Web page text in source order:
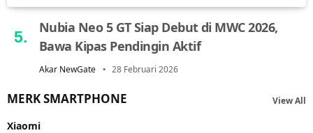
Nubia Neo 5 GT Siap Debut di MWC 2026,
Bawa Kipas Pendingin Aktif
Akar NewGate 28 Februari 2026
MERK SMARTPHONE View All
Xiaomi